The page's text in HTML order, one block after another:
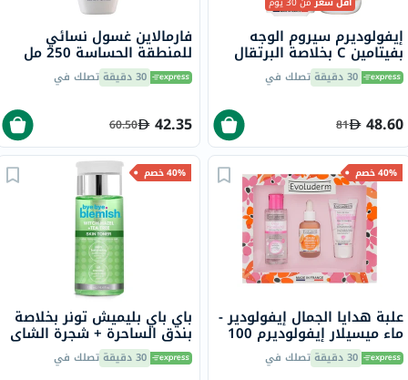
إيفولوديرم سيروم الوجه
بفيتامين C بخلاصة البرتقال
وحمض الهيالورونيك لإشراق
وترطيب البشرة 30 مل
30 دقيقة تصلك في
48.60
81
فارمالاين غسول نسائي
للمنطقة الحساسة 250 مل
30 دقيقة تصلك في
42.35
60.50
40% خصم
علبة هدايا الجمال إيفولودير -
ماء ميسيلار إيفولوديرم 100
مل + سيروم فيتامين C
إيفولوديرم 30 مل + كريم 30 دقيقة تصلك في
40% خصم
باي باي بليميش تونر بخلاصة
بندق الساحرة + شجرة الشاي
لموازنة البشرة 130 مل
30 دقيقة تصلك في